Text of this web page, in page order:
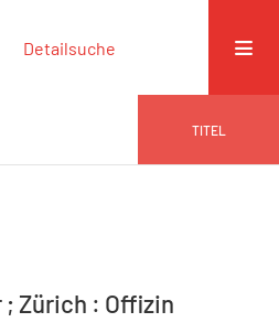
Detailsuche
TITEL
Zürich : Offizin